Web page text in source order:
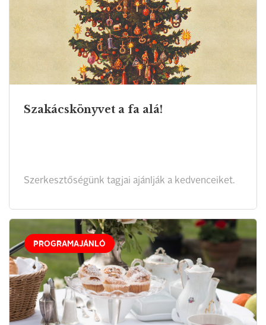
Szakácskönyvet a fa alá!
Szerkesztőségünk tagjai ajánlják a kedvenceiket.
PROGRAMAJÁNLÓ